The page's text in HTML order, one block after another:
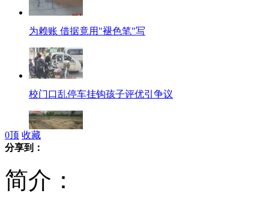
为赖账 借据竟用"褪色笔"写
校门口乱停车挂钩孩子评优引争议
0顶 收藏
分享到：
简介：